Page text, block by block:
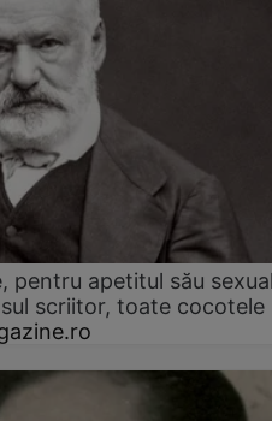
pentru apetitul său
scriitor, toate cocotele